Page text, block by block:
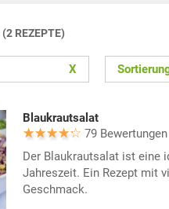
(2 REZEPTE)
X
Blaukrautsalat
79 Bewertungen
Der Blaukrautsalat ist eine
Jahreszeit. Ein Rezept mit
Geschmack.